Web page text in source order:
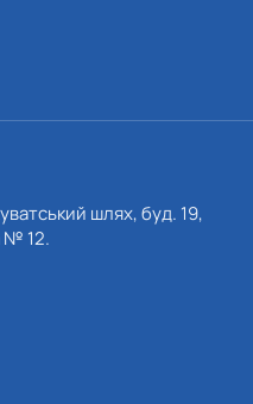
шлях, буд. 19,
№ 12.